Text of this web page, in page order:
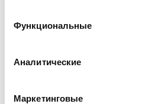
Функциональные
Аналитические
Маркетинговые
архитектуру циферблата.